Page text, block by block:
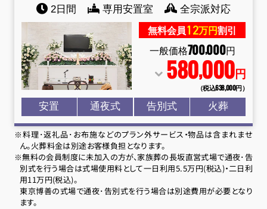
2日間 専用安置室 全宗派対応
無料会員12万円割引
一般価格700,000円
580,000円
（税込638,000円）
安置 通夜式 告別式 火葬
※料理･返礼品･お布施などのプラン外サービス・物品は含まれませ
ん。火葬料金は別途お客様負担となります。
※無料の会員制度に未加入の方が、家族葬の長坂直営式場で通夜･告
別式を行う場合は式場使用料として一日利用5.5万円(税込)・二日利
用11万円(税込)。
東京博善の式場で通夜･告別式を行う場合は別途費用が必要となり
ます。